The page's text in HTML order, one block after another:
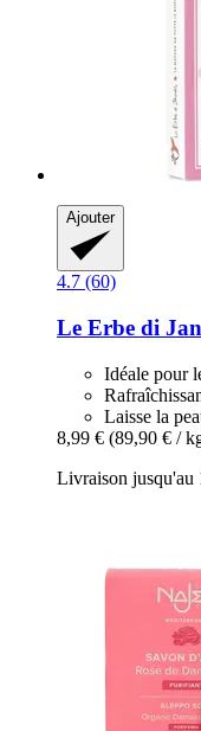
Ajouter
4.7 (60)
Le Erbe di
Idéale pour
Laisse la
8,99 € (89,90 € /
Livraison jusqu'au